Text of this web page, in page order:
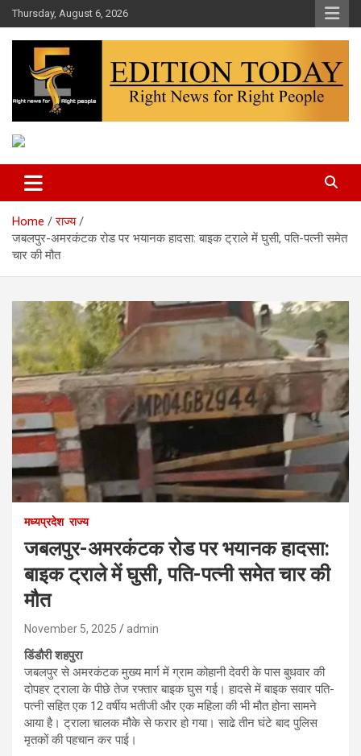
Skip
to
content
Thursday, August 6, 2026
Edition Today
Home
राज्य
जबलपुर-अमरकंटक रोड पर भयानक हादसा: बाइक ट्राले में घुसी, पति-पत्नी समेत
चार की मौत
मध्यप्रदेश राज्य
जबलपुर-अमरकंटक रोड पर भयानक हादसा:
बाइक ट्राले में घुसी, पति-पत्नी समेत चार की
मौत
November 5, 2025 admin
डिंडौरी शहपुरा
जबलपुर से अमरकंटक मुख्य मार्ग में ग्राम कोहानी देवरी के पास बुधवार की
दोपहर ट्राला के पीछे तेज रफ्तार बाइक घुस गई। हादसे में बाइक सवार पति-
पत्नी सहित एक 12 वर्षीय भतीजी और एक महिला की भी मौत होना सामने
आया है। ट्राला चालक मौके से फरार हो गया। साढे तीन घंटे बाद पुलिस
मृतकों की पहचान कर पाई।